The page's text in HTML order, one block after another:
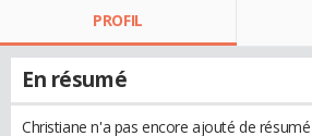
PROFIL
En résumé
Christiane n'a pas encore ajouté de